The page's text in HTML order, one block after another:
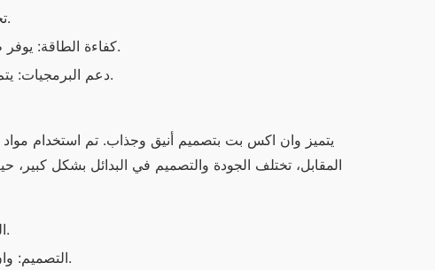
تجربة الألعاب: يقدم أداءً سلسًا وخاليًا من التوقفات أثناء اللعب.
كفاءة الطاقة: يوفر طاقة جيدة ويعمل لفترات طويلة دون الحاجة للشحن المتكرر.
دعم البرمجيات: يتم تحديثه بانتظام، مما يضمن تشغيل التطبيقات الأحدث بكفاءة.
الجودة الميكانيكية: توفر بعض البدائل جودة ميكانيكية منخفضة.
التصميم: وان اكس بت يوفر مظهر عصري بينما بعض البدائل تبدو تقليدية.